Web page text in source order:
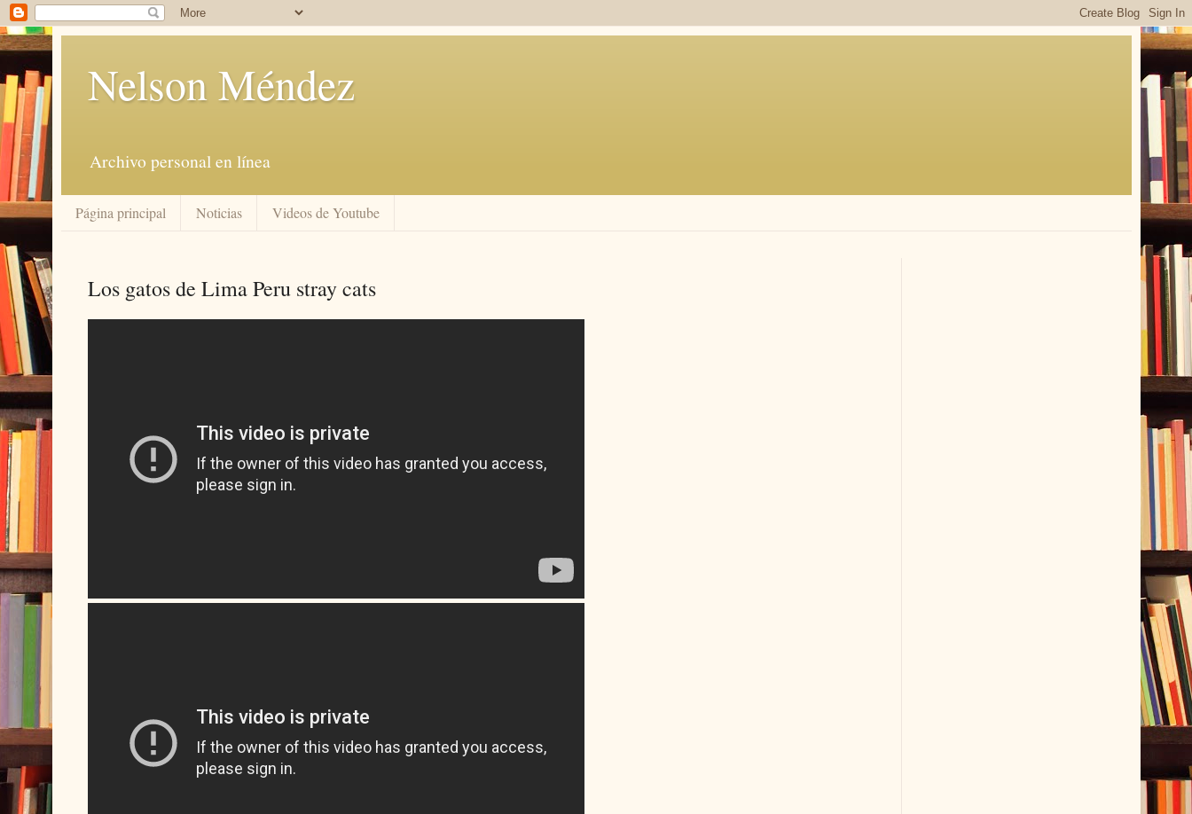
Nelson Méndez
Archivo personal en línea
Página principal Noticias Videos de Youtube
Los gatos de Lima Peru stray cats